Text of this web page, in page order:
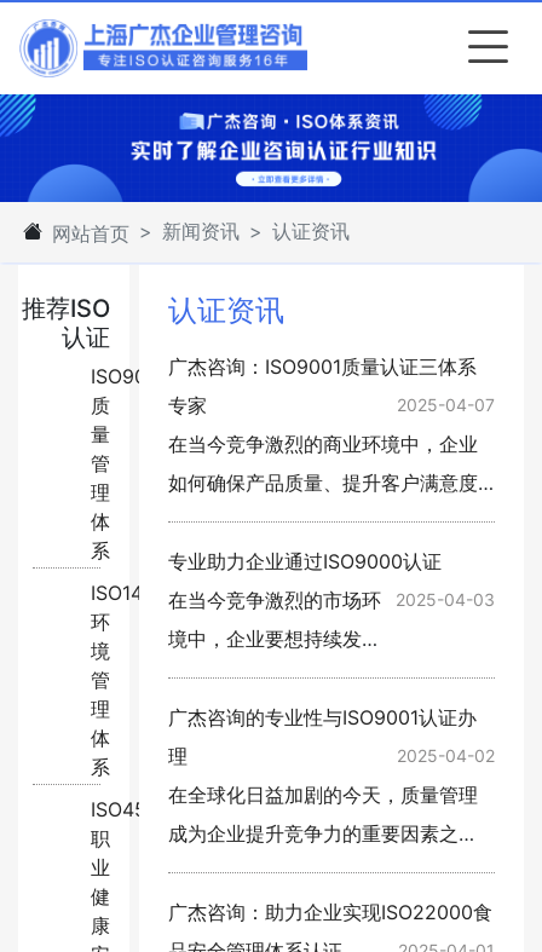
网站首页 新闻资讯 认证资讯
推荐ISO
认证
ISO9001:2015
质
量
管
理
体
系
ISO14001:2015
环
境
管
理
体
系
ISO45001:2018
职
业
健
康
认证资讯
广杰咨询：ISO9001质量认证三体系
专家
2025-04-07
在当今竞争激烈的商业环境中，企业
如何确保产品质量、提升客户满意度
并实现持续改进？ISO9001质量认证
三体系为企业提供了系统化的解决方
案。作为行业领先的咨询机构，广…
专业助力企业通过ISO9000认证
2025-04-03
在当今竞争激烈的市场环
境中，企业要想持续发
展，必须建立科学、规范
的质量管理体系。‌
ISO9000认证‌作为国际公
认的质量管理标准，已成
为企业提升管理水平、增
强市场竞争…
广杰咨询的专业性与ISO9001认证办
理
2025-04-02
在全球化日益加剧的今天，质量管理
成为企业提升竞争力的重要因素之
一。ISO9001认证作为国际标准化的
质量管理体系，被广泛应用于全球各
广杰咨询：助力企业实现ISO22000食